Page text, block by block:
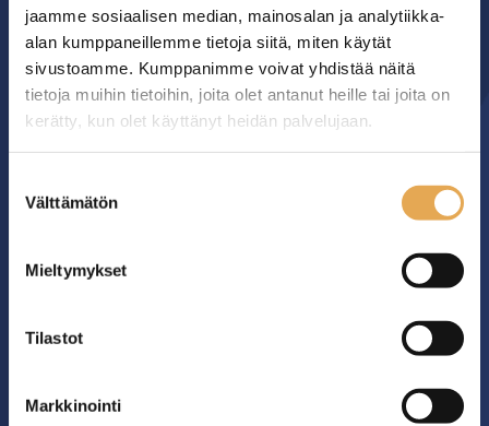
jaamme sosiaalisen median, mainosalan ja analytiikka-
alan kumppaneillemme tietoja siitä, miten käytät
sivustoamme. Kumppanimme voivat yhdistää näitä
tietoja muihin tietoihin, joita olet antanut heille tai joita on
kerätty, kun olet käyttänyt heidän palvelujaan.
valinta
Välttämätön
Mieltymykset
Tilastot
Markkinointi
MYYMÄLÄ
Seinäjoen PK-Myynti Oy
Rengastie 32
Myymälä avoinna
06 4217 100